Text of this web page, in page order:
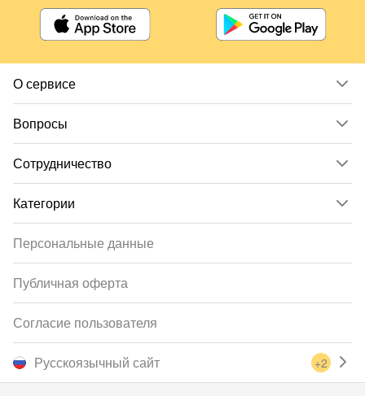
О сервисе
Вопросы
Сотрудничество
Категории
Русскоязычный сайт +2
Персональные данные
Публичная оферта
Согласие пользователя